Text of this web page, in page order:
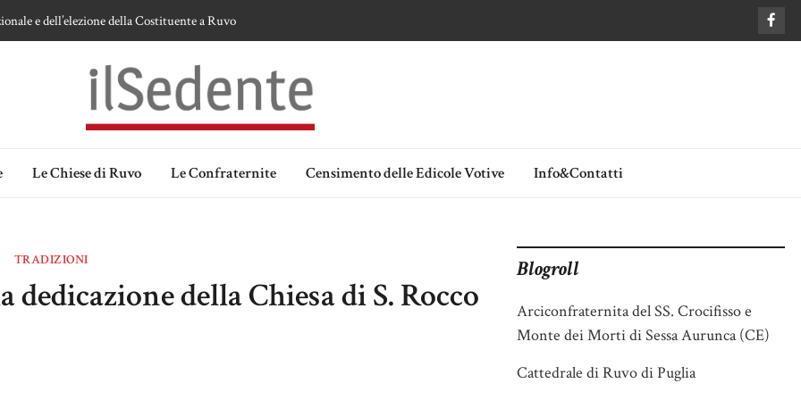
e dell’elezione della Costituente a Ruvo
Madonna delle Grazie di Ruvo di Puglia
Ipotesi e memorie.
Le Chiese di Ruvo Le Confraternite Censimento delle Edicole Votive Info&Contatti
TRADIZIONI
della Chiesa di S. Rocco
Blogroll
Arciconfraternita del SS. Crocifisso e
Monte dei Morti di Sessa Aurunca (CE)
Cattedrale di Ruvo di Puglia